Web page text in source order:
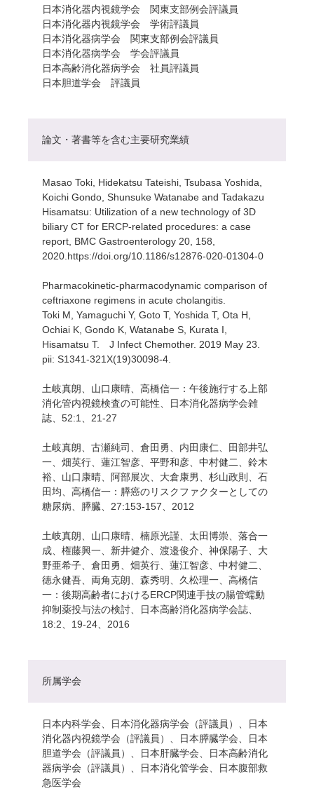
日本消化器内視鏡学会 関東支部例会評議員
日本消化器内視鏡学会 学術評議員
日本消化器病学会 関東支部例会評議員
日本消化器病学会 学会評議員
日本高齢消化器病学会 社員評議員
日本胆道学会 評議員
論文・著書等を含む主要研究業績
Masao Toki, Hidekatsu Tateishi, Tsubasa Yoshida,
Koichi Gondo, Shunsuke Watanabe and Tadakazu
Hisamatsu: Utilization of a new technology of 3D
biliary CT for ERCP-related procedures: a case
report, BMC Gastroenterology 20, 158,
2020.https://doi.org/10.1186/s12876-020-01304-0
Pharmacokinetic-pharmacodynamic comparison of
ceftriaxone regimens in acute cholangitis.
Toki M, Yamaguchi Y, Goto T, Yoshida T, Ota H,
Ochiai K, Gondo K, Watanabe S, Kurata I,
Hisamatsu T. J Infect Chemother. 2019 May 23.
pii: S1341-321X(19)30098-4.
土岐真朗、山口康晴、高橋信一：午後施行する上部
消化管内視鏡検査の可能性、日本消化器病学会雑
誌、52:1、21-27
土岐真朗、古瀬純司、倉田勇、内田康仁、田部井弘
一、畑英行、蓮江智彦、平野和彦、中村健二、鈴木
裕、山口康晴、阿部展次、大倉康男、杉山政則、石
田均、高橋信一：膵癌のリスクファクターとしての
糖尿病、膵臓、27:153-157、2012
土岐真朗、山口康晴、楠原光謹、太田博崇、落合一
成、権藤興一、新井健介、渡邉俊介、神保陽子、大
野亜希子、倉田勇、畑英行、蓮江智彦、中村健二、
徳永健吾、両角克朗、森秀明、久松理一、高橋信
一：後期高齢者におけるERCP関連手技の腸管蠕動
抑制薬投与法の検討、日本高齢消化器病学会誌、
18:2、19-24、2016
所属学会
日本内科学会、日本消化器病学会（評議員）、日本
消化器内視鏡学会（評議員）、日本膵臓学会、日本
胆道学会（評議員）、日本肝臓学会、日本高齢消化
器病学会（評議員）、日本消化管学会、日本腹部救
急医学会